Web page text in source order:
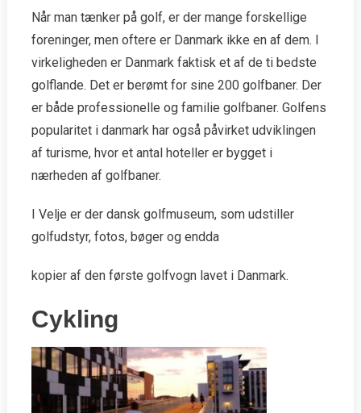
Når man tænker på golf, er der mange forskellige
foreninger, men oftere er Danmark ikke en af dem. I
virkeligheden er Danmark faktisk et af de ti bedste
golflande. Det er berømt for sine 200 golfbaner. Der
er både professionelle og familie golfbaner. Golfens
popularitet i danmark har også påvirket udviklingen
af turisme, hvor et antal hoteller er bygget i
nærheden af golfbaner.
I Velje er der dansk golfmuseum, som udstiller
golfudstyr, fotos, bøger og endda
kopier af den første golfvogn lavet i Danmark.
Cykling